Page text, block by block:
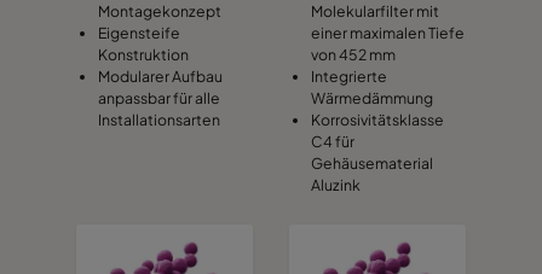
Montagekonzept
Eigensteife
Konstruktion
Modularer Aufbau
anpassbar für alle
Installationsarten
Molekularfilter mit
einer maximalen Tiefe
von 452 mm
Integrierte
Wärmedämmung
Korrosivitätsklasse
C4 für
Gehäusematerial
Aluzink